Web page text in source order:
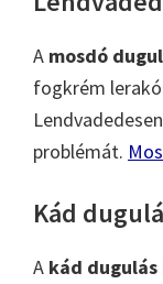
A mosdó
fogkrém
problémát.
Kád
A kád dugulás